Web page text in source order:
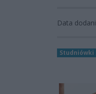
Data
Studniówki